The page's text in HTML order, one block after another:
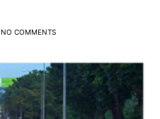
NO COMMENTS